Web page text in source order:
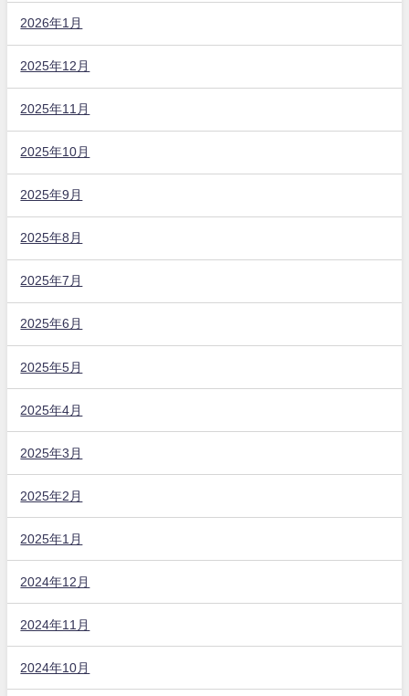
2026年1月
2025年12月
2025年11月
2025年10月
2025年9月
2025年8月
2025年7月
2025年6月
2025年5月
2025年4月
2025年3月
2025年2月
2025年1月
2024年12月
2024年11月
2024年10月